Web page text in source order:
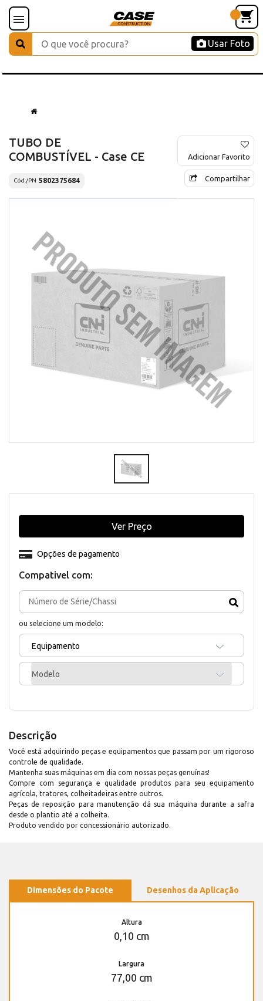
Usar Foto
TUBO DE
COMBUSTÍVEL - Case CE
Cód./PN 5802375684
Adicionar Favorito
Compartilhar
Compativel com:
ou selecione um modelo:
Equipamento
Modelo
Opções de pagamento
Ver Preço
Descrição
Você está adquirindo peças e equipamentos que passam por um rigoroso
controle de qualidade.
Mantenha suas máquinas em dia com nossas peças genuínas!
Compre com segurança e qualidade produtos para seu equipamento
agrícola, tratores, colheitadeiras entre outros.
Peças de reposição para manutenção dá sua máquina durante a safra
desde o plantio até a colheita.
Produto vendido por concessionário autorizado.
Dimensões do Pacote Desenhos da Aplicação
Altura
0,10 cm
Largura
77,00 cm